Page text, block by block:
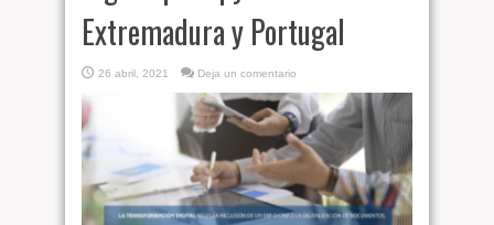
Extremadura y Portugal
26 abril, 2021 Deja un comentario